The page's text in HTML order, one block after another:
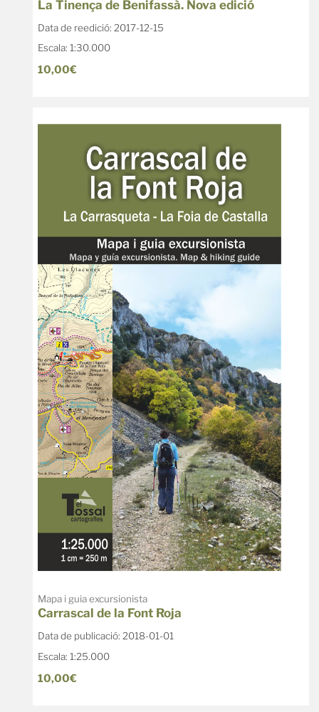
La Tinença de Benifassà. Nova edició
Data de reedició: 2017-12-15
Escala: 1:30.000
10,00€
Mapa i guia excursionista
Carrascal de la Font Roja
Data de publicació: 2018-01-01
Escala: 1:25.000
10,00€